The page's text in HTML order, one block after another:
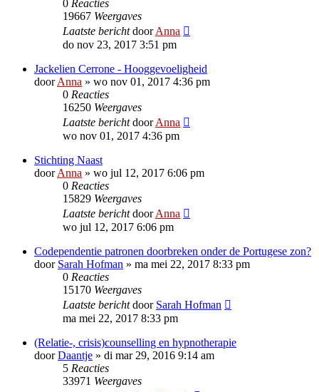
0 Reacties
19667 Weergaves
Laatste berichtdoorAnna
do nov 23, 2017 3:51 pm
Jackelien Cerrone - Hooggevoeligheid
doorAnna » wo nov 01, 2017 4:36 pm
0 Reacties
16250 Weergaves
Laatste berichtdoorAnna
wo nov 01, 2017 4:36 pm
Stichting Naast
doorAnna » wo jul 12, 2017 6:06 pm
0 Reacties
15829 Weergaves
Laatste berichtdoorAnna
wo jul 12, 2017 6:06 pm
Codependentie patronen doorbreken onder de Portugese zon?
door Sarah Hofman » ma mei 22, 2017 8:33 pm
0 Reacties
15170 Weergaves
Laatste berichtdoor Sarah Hofman
ma mei 22, 2017 8:33 pm
(Relatie-, crisis)counselling en hypnotherapie
doorDaantje » di mar 29, 2016 9:14 am
5 Reacties
33971 Weergaves